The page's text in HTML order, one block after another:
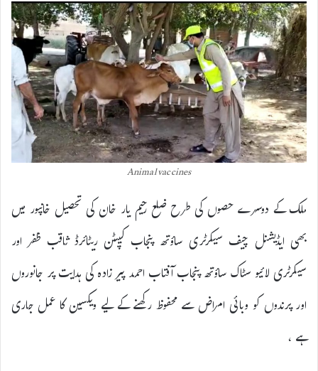
Animal vaccines
ملک کے دوسرے حصوں کی طرح ضلع رحیم یار خان کی تحصیل خانپور میں
بھی ایڈیشنل چیف سیکرٹری ساؤتھ پنجاب کیپٹن ریٹائرڈ ثاقب ظفر اور
سیکرٹری لائیو سٹاک ساؤتھ پنجاب آفتاب احمد پیر زادہ کی ہدایت پر جانوروں
اور پرندوں کو وبائی امراض سے محفوظ رکھنے کے لیے ویکسین کا عمل جاری
ہے ،